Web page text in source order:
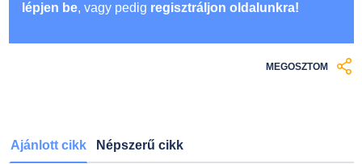
lépjen be, vagy pedig regisztráljon oldalunkra!
MEGOSZTOM
Ajánlott cikk Népszerű cikk